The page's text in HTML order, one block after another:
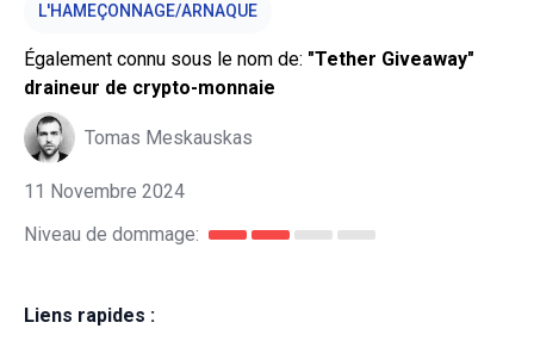
L'HAMEÇONNAGE/ARNAQUE
Également connu sous le nom de: "Tether Giveaway"
draineur de crypto-monnaie
Tomas Meskauskas
11 Novembre 2024
Niveau de dommage:
Liens rapides :